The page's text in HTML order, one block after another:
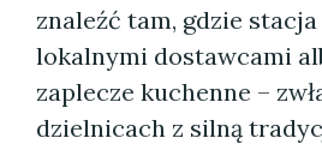
znaleźć tam, gdzie
lokalnymi dostawcami
zaplecze kuchenne –
dzielnicach z silną